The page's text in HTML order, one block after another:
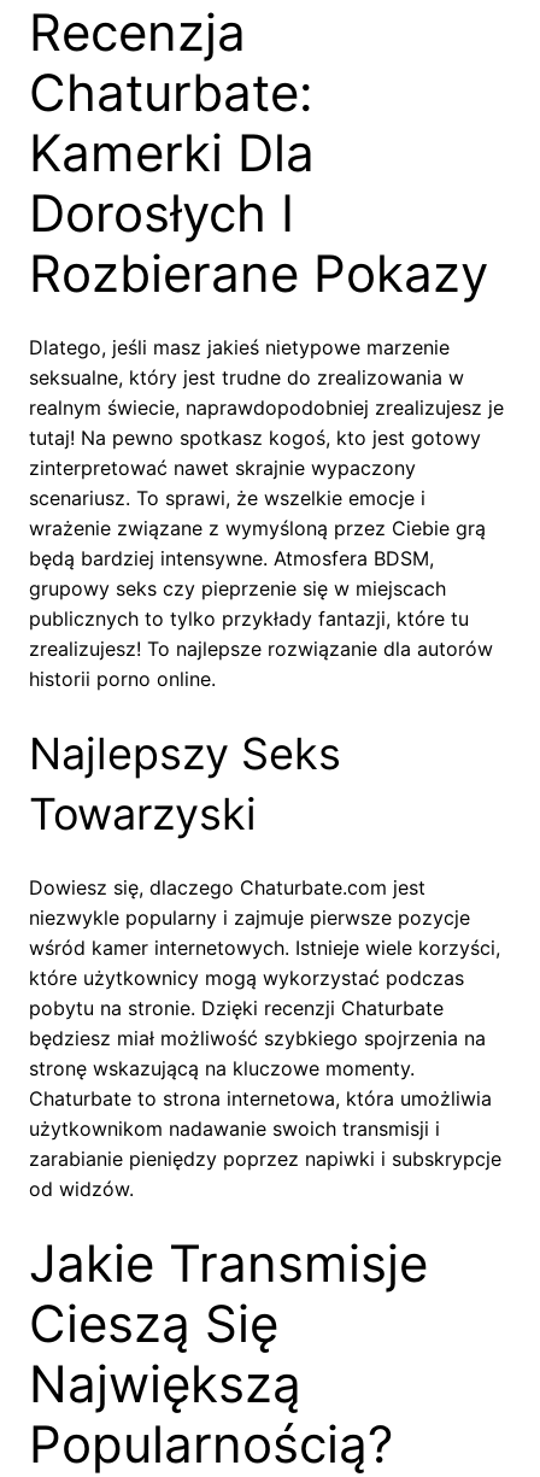
Recenzja
Chaturbate:
Kamerki Dla
Dorosłych I
Rozbierane Pokazy
Dlatego, jeśli masz jakieś nietypowe marzenie
seksualne, który jest trudne do zrealizowania w
realnym świecie, naprawdopodobniej zrealizujesz je
tutaj! Na pewno spotkasz kogoś, kto jest gotowy
zinterpretować nawet skrajnie wypaczony
scenariusz. To sprawi, że wszelkie emocje i
wrażenie związane z wymyśloną przez Ciebie grą
będą bardziej intensywne. Atmosfera BDSM,
grupowy seks czy pieprzenie się w miejscach
publicznych to tylko przykłady fantazji, które tu
zrealizujesz! To najlepsze rozwiązanie dla autorów
historii porno online.
Najlepszy Seks
Towarzyski
Dowiesz się, dlaczego Chaturbate.com jest
niezwykle popularny i zajmuje pierwsze pozycje
wśród kamer internetowych. Istnieje wiele korzyści,
które użytkownicy mogą wykorzystać podczas
pobytu na stronie. Dzięki recenzji Chaturbate
będziesz miał możliwość szybkiego spojrzenia na
stronę wskazującą na kluczowe momenty.
Chaturbate to strona internetowa, która umożliwia
użytkownikom nadawanie swoich transmisji i
zarabianie pieniędzy poprzez napiwki i subskrypcje
od widzów.
Jakie Transmisje
Cieszą Się
Największą
Popularnością?